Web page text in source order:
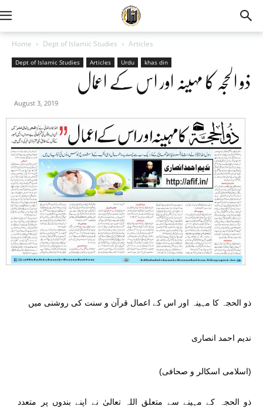
Home Dept of Islamic Studies Articles
Dept of Islamic Studies Articles Urdu khas din
ذو الحجہ کا مہینہ اور اس کے اعمال
August 3, 2019
ذو الحجہ کا مہینہ اور اس کے اعمال قرآن و سنت کی روشنی میں
ندیم احمد انصاری
(اسلامی اسکالر و صحافی)
ذو الحجہ کے مہینے سے متعلق اللہ تعالیٰ نے اپنے بندوں پر متعدد